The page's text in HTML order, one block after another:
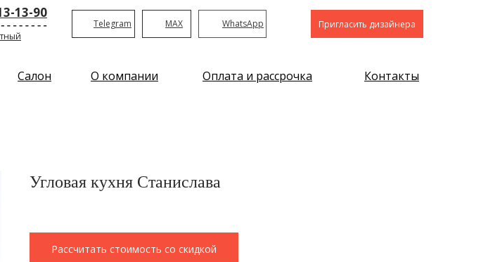
13-90
Пригласить дизайнера
Салон Контакты
О компании Оплата и рассрочка
WhatsApp
Telegram MAX
Угловая кухня Станислава
Рассчитать стоимость со скидкой